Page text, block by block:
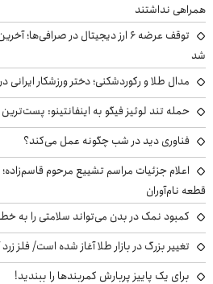
همراهی نداشتند
توقف عرضه ۶ ارز دیجیتال در
شد
مدال طلا و رکوردشکنی؛ دختر ورزشکار ایرانی
حمله تند لوئیز فیگو به اینفانتینو: پست‌ترین
فناوری دید در شب چگونه عمل می‌کند؟
اعلام جزئیات مراسم تشییع مرحوم
قطعه نام‌آوران
کمبود نمک در بدن می‌تواند سلامتی را به
تغییر بزرگ در بازار طلا آغاز شده است/ فلز
برای یک پاییز پربارش کمربندها را ببندید!